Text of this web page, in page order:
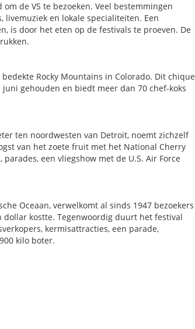
de VS te bezoeken. Veel bestemmingen
en lokale specialiteiten. Een
is door het eten op de festivals te proeven. De
Rocky Mountains in Colorado. Dit chique
gehouden en biedt meer dan 70 chef-koks
ten noordwesten van Detroit, noemt zichzelf
van het zoete fruit met het National Cherry
een vliegshow met de U.S. Air Force
Oceaan, verwelkomt al sinds 1947 bezoekers
dollar kostte. Tegenwoordig duurt het festival
kermisattracties, een parade,
kilo boter.